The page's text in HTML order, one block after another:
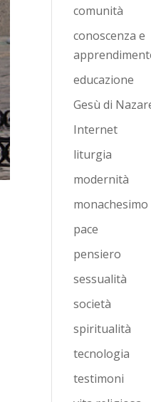
comunità
conoscenza e
educazione
Gesù di
Internet
liturgia
modernità
monachesimo
pace
pensiero
sessualità
società
spiritualità
tecnologia
testimoni